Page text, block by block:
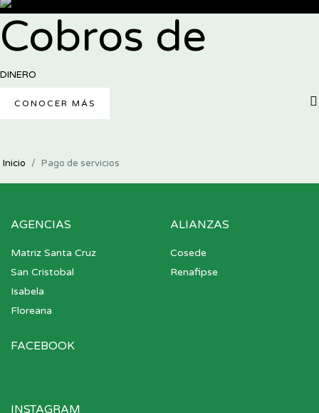
Cobros de
DINERO
CONOCER MÁS
Inicio Pago de servicios
AGENCIAS
Matriz Santa Cruz
San Cristobal
Isabela
Floreana
ALIANZAS
Cosede
Renafipse
FACEBOOK
INSTAGRAM